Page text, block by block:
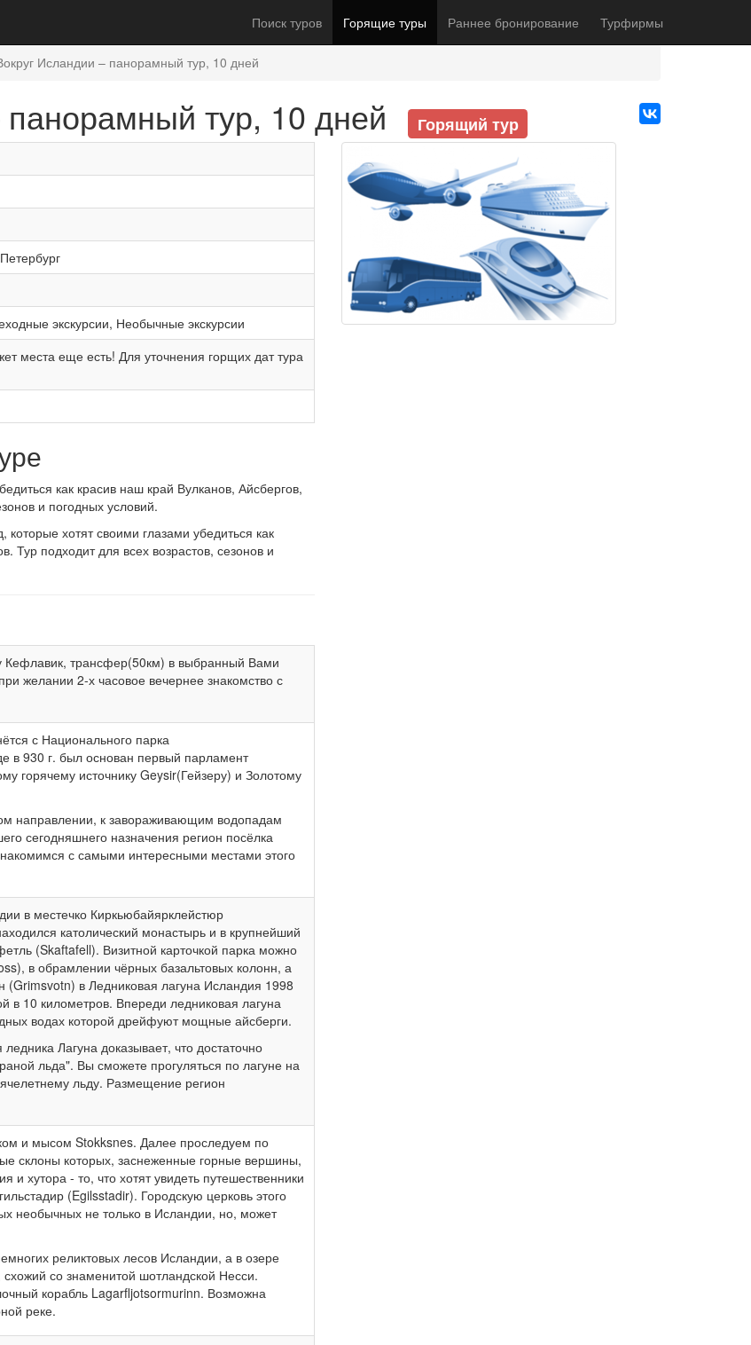
Поиск туров Горящие туры Раннее бронирование Турфирмы
Исландии – панорамный тур, 10 дней
тур, 10 дней Горящий тур
экскурсии, Необычные экскурсии
места еще есть! Для уточнения горщих дат тура
как красив наш край Вулканов, Айсбергов,
и погодных условий.
хотят своими глазами убедиться как
Тур подходит для всех возрастов, сезонов и
Кефлавик, трансфер(50км) в выбранный Вами
желании 2-х часовое вечернее знакомство с
с Национального парка
в 930 г. был основан первый парламент
горячему источнику Geysir(Гейзеру) и Золотому
направлении, к завораживающим водопадам
сегодняшнего назначения регион посёлка
с самыми интересными местами этого
в местечко Киркьюбайярклейстюр
католический монастырь и в крупнейший
(Skaftafell). Визитной карточкой парка можно
в обрамлении чёрных базальтовых колонн, а
(Grimsvotn) в Ледниковая лагуна Исландия 1998
в 10 километров. Впереди ледниковая лагуна
водах которой дрейфуют мощные айсберги.
Лагуна доказывает, что достаточно
льда". Вы сможете прогуляться по лагуне на
льду. Размещение регион
и мысом Stokksnes. Далее проследуем по
склоны которых, заснеженные горные вершины,
и хутора - то, что хотят увидеть путешественники
(Egilsstadir). Городскую церковь этого
необычных не только в Исландии, но, может
реликтовых лесов Исландии, а в озере
со знаменитой шотландской Несси.
корабль Lagarfljotsormurinn. Возможна
реке.